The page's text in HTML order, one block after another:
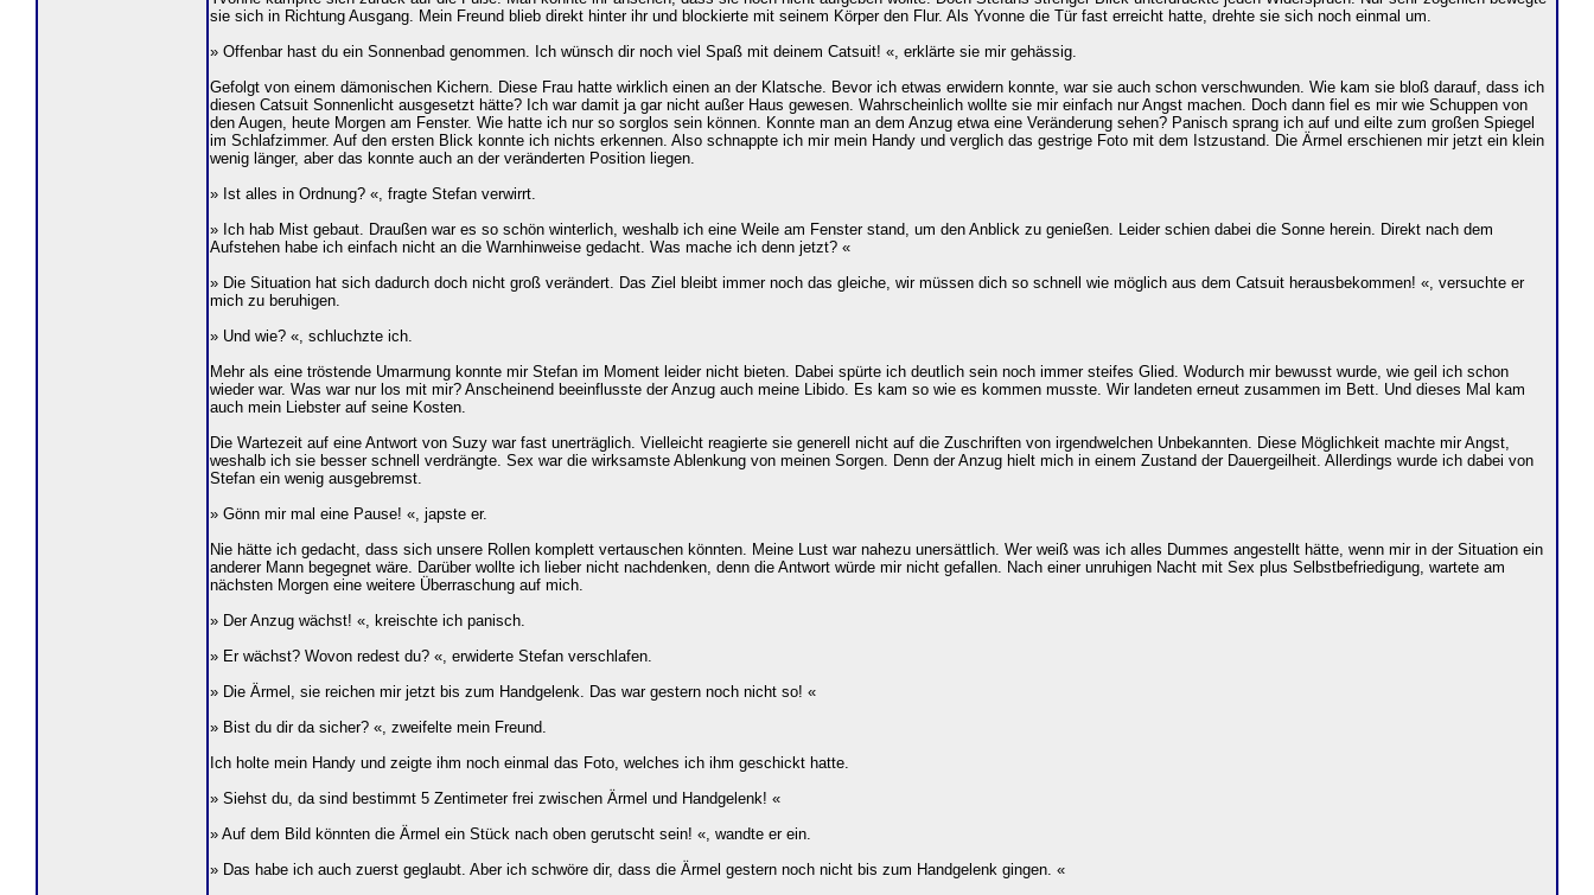
sie sich in Richtung Ausgang. Mein Freund blieb direkt hinter ihr und blockierte mit seinem Körper den Flur. Als Yvonne die Tür fast erreicht hatte, drehte sie sich noch einmal um.
» Offenbar hast du ein Sonnenbad genommen. Ich wünsch dir noch viel Spaß mit deinem Catsuit! «, erklärte sie mir gehässig.
Gefolgt von einem dämonischen Kichern. Diese Frau hatte wirklich einen an der Klatsche. Bevor ich etwas erwidern konnte, war sie auch schon verschwunden. Wie kam sie bloß darauf, dass ich
diesen Catsuit Sonnenlicht ausgesetzt hätte? Ich war damit ja gar nicht außer Haus gewesen. Wahrscheinlich wollte sie mir einfach nur Angst machen. Doch dann fiel es mir wie Schuppen von
den Augen, heute Morgen am Fenster. Wie hatte ich nur so sorglos sein können. Konnte man an dem Anzug etwa eine Veränderung sehen? Panisch sprang ich auf und eilte zum großen Spiegel
im Schlafzimmer. Auf den ersten Blick konnte ich nichts erkennen. Also schnappte ich mir mein Handy und verglich das gestrige Foto mit dem Istzustand. Die Ärmel erschienen mir jetzt ein klein
wenig länger, aber das konnte auch an der veränderten Position liegen.
» Ist alles in Ordnung? «, fragte Stefan verwirrt.
» Ich hab Mist gebaut. Draußen war es so schön winterlich, weshalb ich eine Weile am Fenster stand, um den Anblick zu genießen. Leider schien dabei die Sonne herein. Direkt nach dem
Aufstehen habe ich einfach nicht an die Warnhinweise gedacht. Was mache ich denn jetzt? «
» Die Situation hat sich dadurch doch nicht groß verändert. Das Ziel bleibt immer noch das gleiche, wir müssen dich so schnell wie möglich aus dem Catsuit herausbekommen! «, versuchte er
mich zu beruhigen.
» Und wie? «, schluchzte ich.
Mehr als eine tröstende Umarmung konnte mir Stefan im Moment leider nicht bieten. Dabei spürte ich deutlich sein noch immer steifes Glied. Wodurch mir bewusst wurde, wie geil ich schon
wieder war. Was war nur los mit mir? Anscheinend beeinflusste der Anzug auch meine Libido. Es kam so wie es kommen musste. Wir landeten erneut zusammen im Bett. Und dieses Mal kam
auch mein Liebster auf seine Kosten.
Die Wartezeit auf eine Antwort von Suzy war fast unerträglich. Vielleicht reagierte sie generell nicht auf die Zuschriften von irgendwelchen Unbekannten. Diese Möglichkeit machte mir Angst,
weshalb ich sie besser schnell verdrängte. Sex war die wirksamste Ablenkung von meinen Sorgen. Denn der Anzug hielt mich in einem Zustand der Dauergeilheit. Allerdings wurde ich dabei von
Stefan ein wenig ausgebremst.
» Gönn mir mal eine Pause! «, japste er.
Nie hätte ich gedacht, dass sich unsere Rollen komplett vertauschen könnten. Meine Lust war nahezu unersättlich. Wer weiß was ich alles Dummes angestellt hätte, wenn mir in der Situation ein
anderer Mann begegnet wäre. Darüber wollte ich lieber nicht nachdenken, denn die Antwort würde mir nicht gefallen. Nach einer unruhigen Nacht mit Sex plus Selbstbefriedigung, wartete am
nächsten Morgen eine weitere Überraschung auf mich.
» Der Anzug wächst! «, kreischte ich panisch.
» Er wächst? Wovon redest du? «, erwiderte Stefan verschlafen.
» Die Ärmel, sie reichen mir jetzt bis zum Handgelenk. Das war gestern noch nicht so! «
» Bist du dir da sicher? «, zweifelte mein Freund.
Ich holte mein Handy und zeigte ihm noch einmal das Foto, welches ich ihm geschickt hatte.
» Siehst du, da sind bestimmt 5 Zentimeter frei zwischen Ärmel und Handgelenk! «
» Auf dem Bild könnten die Ärmel ein Stück nach oben gerutscht sein! «, wandte er ein.
» Das habe ich auch zuerst geglaubt. Aber ich schwöre dir, dass die Ärmel gestern noch nicht bis zum Handgelenk gingen. «